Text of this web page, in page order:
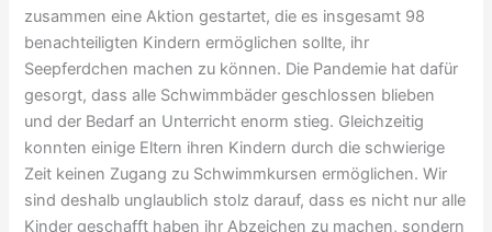
zusammen eine Aktion gestartet, die es insgesamt 98
benachteiligten Kindern ermöglichen sollte, ihr
Seepferdchen machen zu können. Die Pandemie hat dafür
gesorgt, dass alle Schwimmbäder geschlossen blieben
und der Bedarf an Unterricht enorm stieg. Gleichzeitig
konnten einige Eltern ihren Kindern durch die schwierige
Zeit keinen Zugang zu Schwimmkursen ermöglichen. Wir
sind deshalb unglaublich stolz darauf, dass es nicht nur alle
Kinder geschafft haben ihr Abzeichen zu machen, sondern